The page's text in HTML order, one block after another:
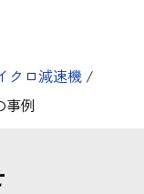
クロ減速機 /
事例